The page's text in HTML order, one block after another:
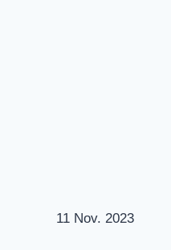
11 Nov. 2023